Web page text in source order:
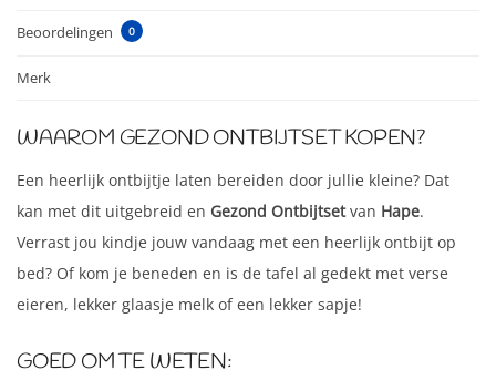
Beoordelingen 0
Merk
WAAROM GEZOND ONTBIJTSET KOPEN?
Een heerlijk ontbijtje laten bereiden door jullie kleine? Dat
kan met dit uitgebreid en Gezond Ontbijtsetvan Hape.
Verrast jou kindje jouw vandaag met een heerlijk ontbijt op
bed? Of kom je beneden en is de tafel al gedekt met verse
eieren, lekker glaasje melk of een lekker sapje!
GOED OM TE WETEN: